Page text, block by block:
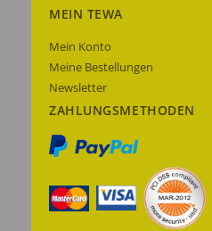
MEIN TEWA
Mein Konto
Meine Bestellungen
Newsletter
ZAHLUNGSMETHODEN